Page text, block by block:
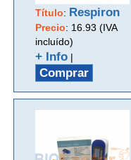
Título: Respiron
Precio: 16.93 (IVA
incluído)
+ Info |
Comprar